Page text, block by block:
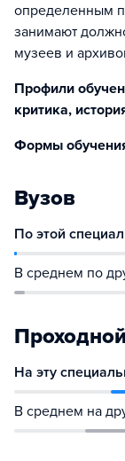
определенным
занимают
музеев и
Профили
критика,
Формы
Вузов
По этой
В среднем по
На эту
В среднем на